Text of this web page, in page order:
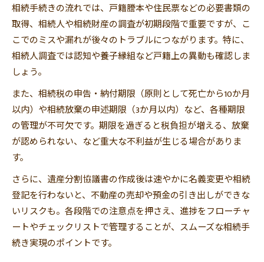
相続手続きの流れでは、戸籍謄本や住民票などの必要書類の
取得、相続人や相続財産の調査が初期段階で重要ですが、こ
こでのミスや漏れが後々のトラブルにつながります。特に、
相続人調査では認知や養子縁組など戸籍上の異動も確認しま
しょう。
また、相続税の申告・納付期限（原則として死亡から10か月
以内）や相続放棄の申述期限（3か月以内）など、各種期限
の管理が不可欠です。期限を過ぎると税負担が増える、放棄
が認められない、など重大な不利益が生じる場合がありま
す。
さらに、遺産分割協議書の作成後は速やかに名義変更や相続
登記を行わないと、不動産の売却や預金の引き出しができな
いリスクも。各段階での注意点を押さえ、進捗をフローチャ
ートやチェックリストで管理することが、スムーズな相続手
続き実現のポイントです。